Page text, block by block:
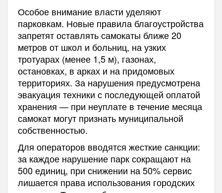
Особое внимание власти уделяют
парковкам. Новые правила благоустройства
запретят оставлять самокаты ближе 20
метров от школ и больниц, на узких
тротуарах (менее 1,5 м), газонах,
остановках, в арках и на придомовых
территориях. За нарушения предусмотрена
эвакуация техники с последующей оплатой
хранения — при неуплате в течение месяца
самокат могут признать муниципальной
собственностью.
Для операторов вводятся жесткие санкции:
за каждое нарушение парк сокращают на
500 единиц, при снижении на 50% сервис
лишается права использования городских